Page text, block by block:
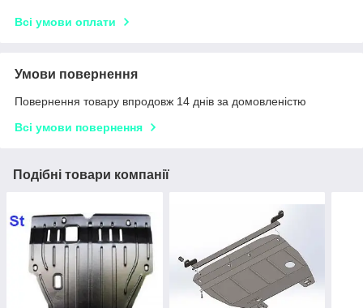
Всі умови оплати
Умови повернення
Повернення товару впродовж 14 днів за домовленістю
Всі умови повернення
Подібні товари компанії